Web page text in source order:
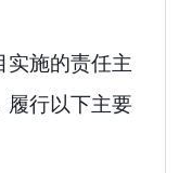
实施的责任主
履行以下主要